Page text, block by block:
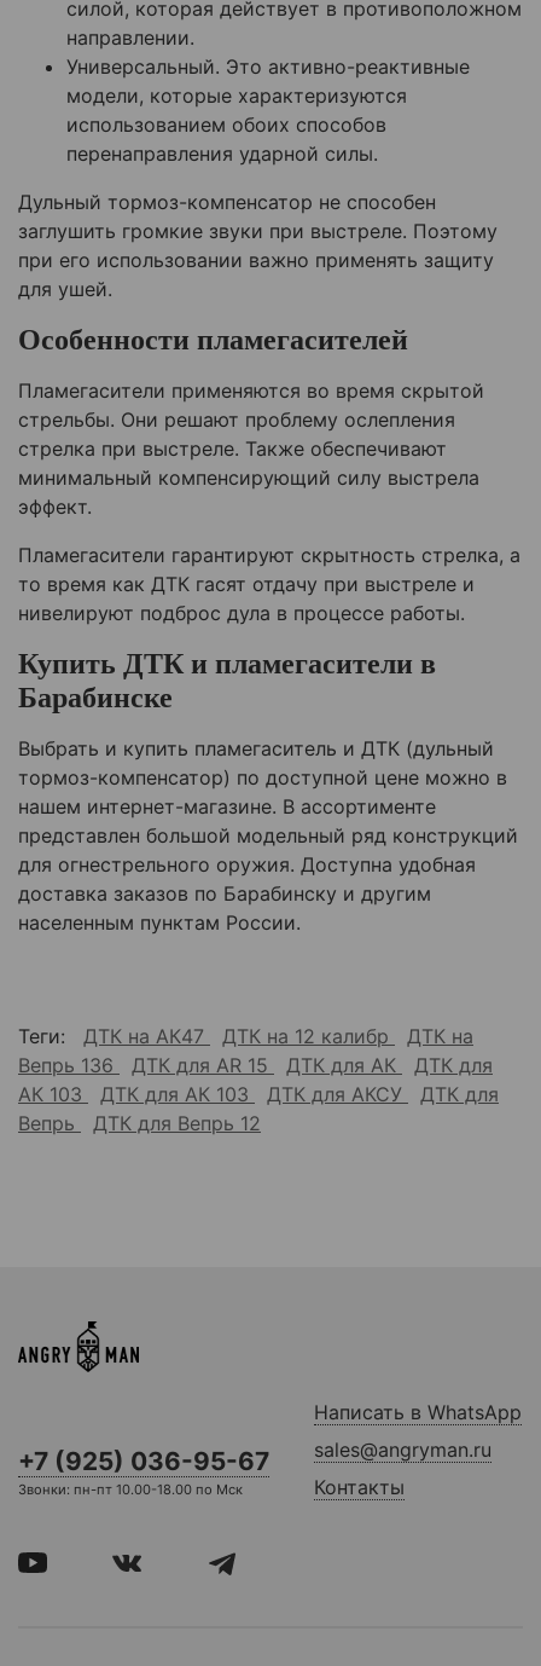
силой, которая действует в противоположном
направлении.
Универсальный. Это активно-реактивные
модели, которые характеризуются
использованием обоих способов
перенаправления ударной силы.
Дульный тормоз-компенсатор не способен
заглушить громкие звуки при выстреле. Поэтому
при его использовании важно применять защиту
для ушей.
Особенности пламегасителей
Пламегасители применяются во время скрытой
стрельбы. Они решают проблему ослепления
стрелка при выстреле. Также обеспечивают
минимальный компенсирующий силу выстрела
эффект.
Пламегасители гарантируют скрытность стрелка, а
то время как ДТК гасят отдачу при выстреле и
нивелируют подброс дула в процессе работы.
Купить ДТК и пламегасители в
Барабинске
Выбрать и купить пламегаситель и ДТК (дульный
тормоз-компенсатор) по доступной цене можно в
нашем интернет-магазине. В ассортименте
представлен большой модельный ряд конструкций
для огнестрельного оружия. Доступна удобная
доставка заказов по Барабинску и другим
населенным пунктам России.
Теги: ДТК на АК47 ДТК на 12 калибр
ДТК на
Вепрь 136
ДТК для AR 15 ДТК для АК
ДТК для
АК 103
ДТК для АК 103 ДТК для АКСУ
ДТК для
Вепрь
ДТК для Вепрь 12
+7 (925) 036-95-67
Звонки: пн-пт 10.00-18.00 по Мск
Написать в WhatsApp
sales@angryman.ru
Контакты